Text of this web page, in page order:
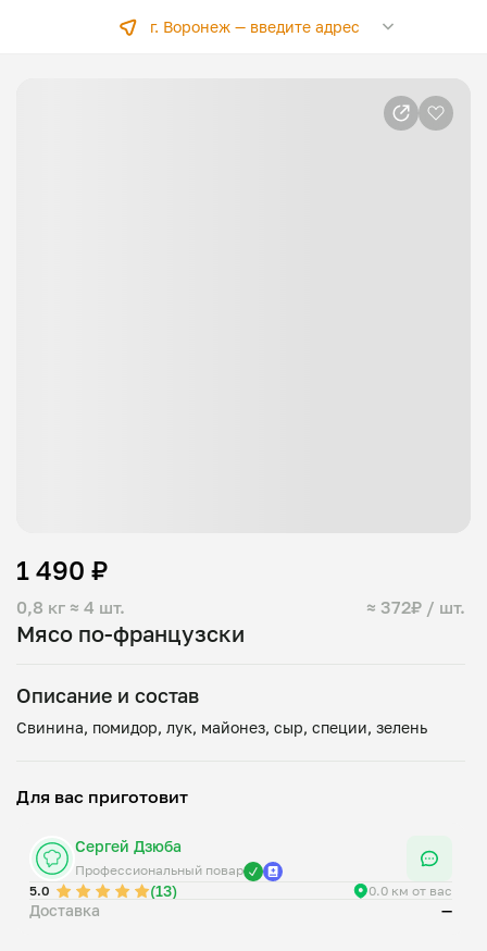
г. Воронеж —введите адрес
Мясо по-французски
0,8 кг ≈ 4 шт. ≈ 372₽ / шт.
1 490 ₽
Описание и состав
Для вас приготовит
Сергей Дзюба
Профессиональный повар
5.0
(13) 0.0 км от вас
Доставка —